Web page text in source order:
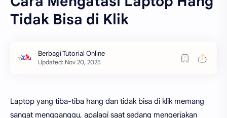
Tidak Bisa di Klik
Laptop yang tiba-tiba hang dan tidak bisa di klik memang
sangat mengganggu, apalagi saat sedang mengerjakan